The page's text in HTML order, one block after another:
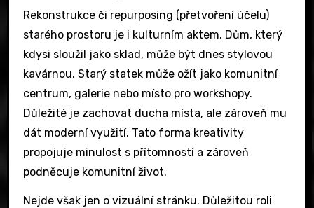
Rekonstrukce či repurposing (přetvoření účelu)
starého prostoru je i kulturním aktem. Dům, který
kdysi sloužil jako sklad, může být dnes stylovou
kavárnou. Starý statek může ožít jako komunitní
centrum, galerie nebo místo pro workshopy.
Důležité je zachovat ducha místa, ale zároveň mu
dát moderní využití. Tato forma kreativity
propojuje minulost s přítomností a zároveň
podněcuje komunitní život.
Nejde však jen o vizuální stránku. Důležitou roli